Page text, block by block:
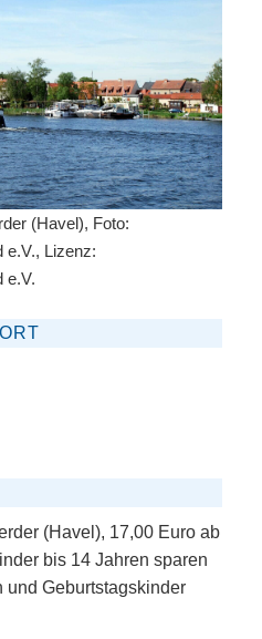
(Havel), Foto:
e.V., Lizenz:
e.V.
(Havel), 17,00 Euro ab
bis 14 Jahren sparen
und Geburtstagskinder